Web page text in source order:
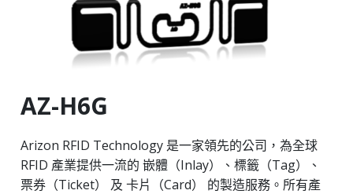
AZ-H6G
Arizon RFID Technology 是一家領先的公司，為全球
RFID 產業提供一流的 嵌體（Inlay）、標籤（Tag）、
票券（Ticket） 及 卡片（Card） 的製造服務。所有產